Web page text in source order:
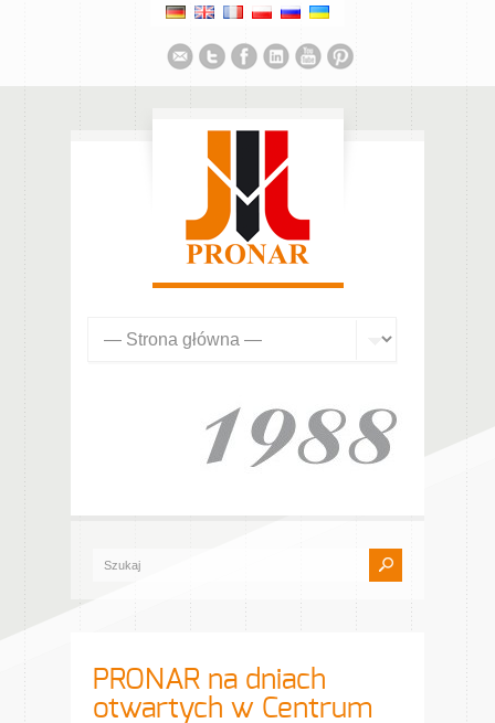
PRONAR na dniach
otwartych w Centrum